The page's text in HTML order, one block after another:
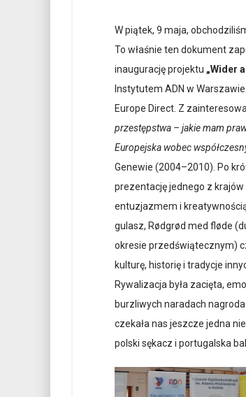
W piątek, 9 maja,
To właśnie ten dokument
inaugurację projektu „Wider
Instytutem ADN w
Europe Direct. Z
przestępstwa – jakie mam
Europejska wobec
Genewie (2004–2010). Po
prezentację jednego z
entuzjazmem i
gulasz, Rødgrød med fløde
okresie przedświątecznym)
kulturę, historię i tradycje
Rywalizacja była zacięta,
burzliwych naradach
czekała nas jeszcze jedna
polski sękacz i portugalska